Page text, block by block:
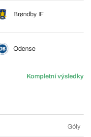
Brøndby IF
Odense
Kompletní výsledky
Góly